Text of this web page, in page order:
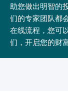
助您做出明智的
们的专家团队都
在线流程，您可
们，开启您的财